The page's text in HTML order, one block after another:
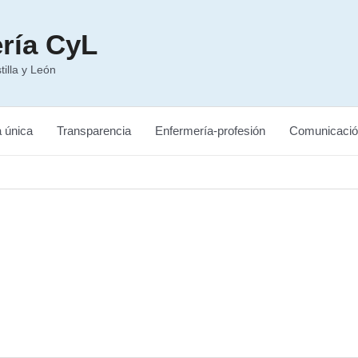
CyL
y León
única Transparencia Enfermería-profesión